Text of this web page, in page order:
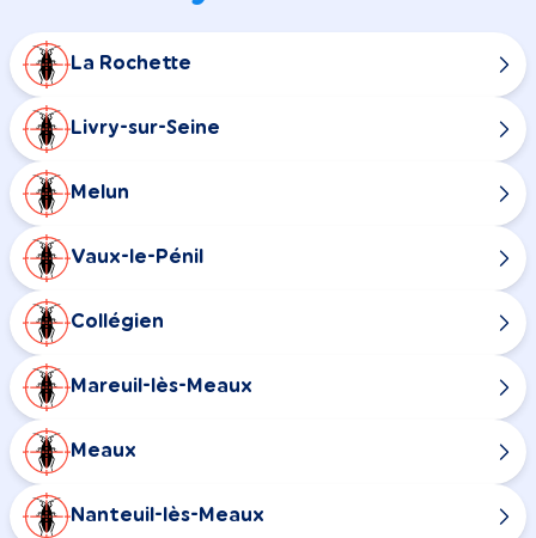
La Rochette
Livry-sur-Seine
Melun
Vaux-le-Pénil
Collégien
Mareuil-lès-Meaux
Meaux
Nanteuil-lès-Meaux